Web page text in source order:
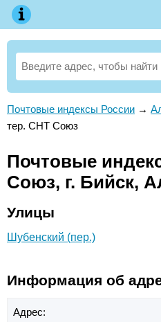
Почтовые индексы России →
тер. СНТ Союз
Почтовые
Союз, г. Бийск,
Улицы
Шубенский (пер.)
Информация об
Адрес: